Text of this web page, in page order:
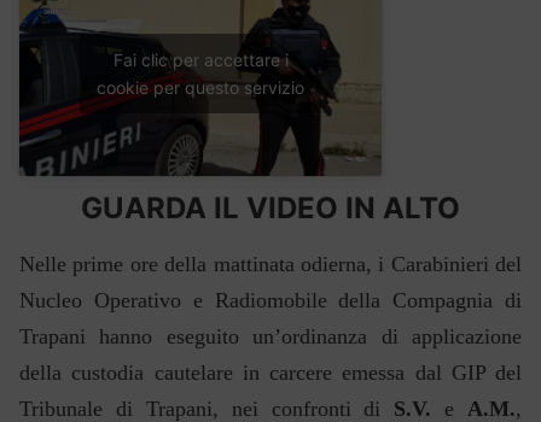
Fai clic per accettare i
cookie per questo servizio
GUARDA IL VIDEO IN ALTO
Nelle prime ore della mattinata odierna, i Carabinieri del
Nucleo Operativo e Radiomobile della Compagnia di
Trapani hanno eseguito un’ordinanza di applicazione
della custodia cautelare in carcere emessa dal GIP del
Tribunale di Trapani, nei confronti di S.V. e A.M.,